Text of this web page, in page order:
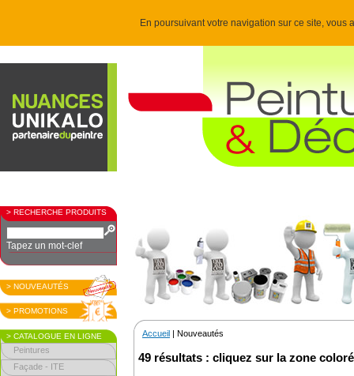
En poursuivant votre navigation sur ce site,
> RECHERCHE PRODUITS
Tapez un mot-clef
> NOUVEAUTÉS
> PROMOTIONS
> CATALOGUE EN LIGNE
Peintures
Façade - ITE
Accueil | Nouveautés
49 résultats : cliquez sur la zone